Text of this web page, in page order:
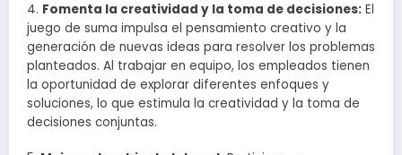
4. Fomenta la creatividad y la toma de decisiones: El
juego de suma impulsa el pensamiento creativo y la
generación de nuevas ideas para resolver los problemas
planteados. Al trabajar en equipo, los empleados tienen
la oportunidad de explorar diferentes enfoques y
soluciones, lo que estimula la creatividad y la toma de
decisiones conjuntas.